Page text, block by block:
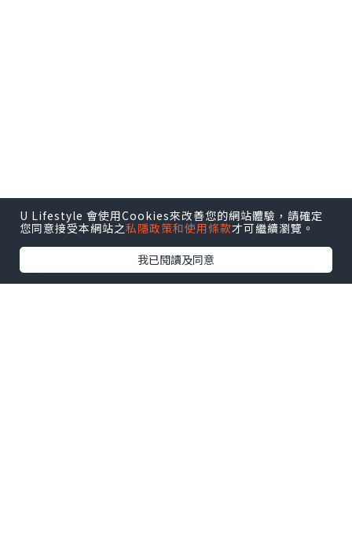
蔵王〜我黎啦！
U Lifestyle 會使用Cookies來改善您的網站體驗，請確定
您同意接受本網站之私隱政策和使用條款才可繼續瀏覽。
我已閱讀及同意